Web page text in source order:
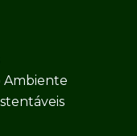
Ambiente